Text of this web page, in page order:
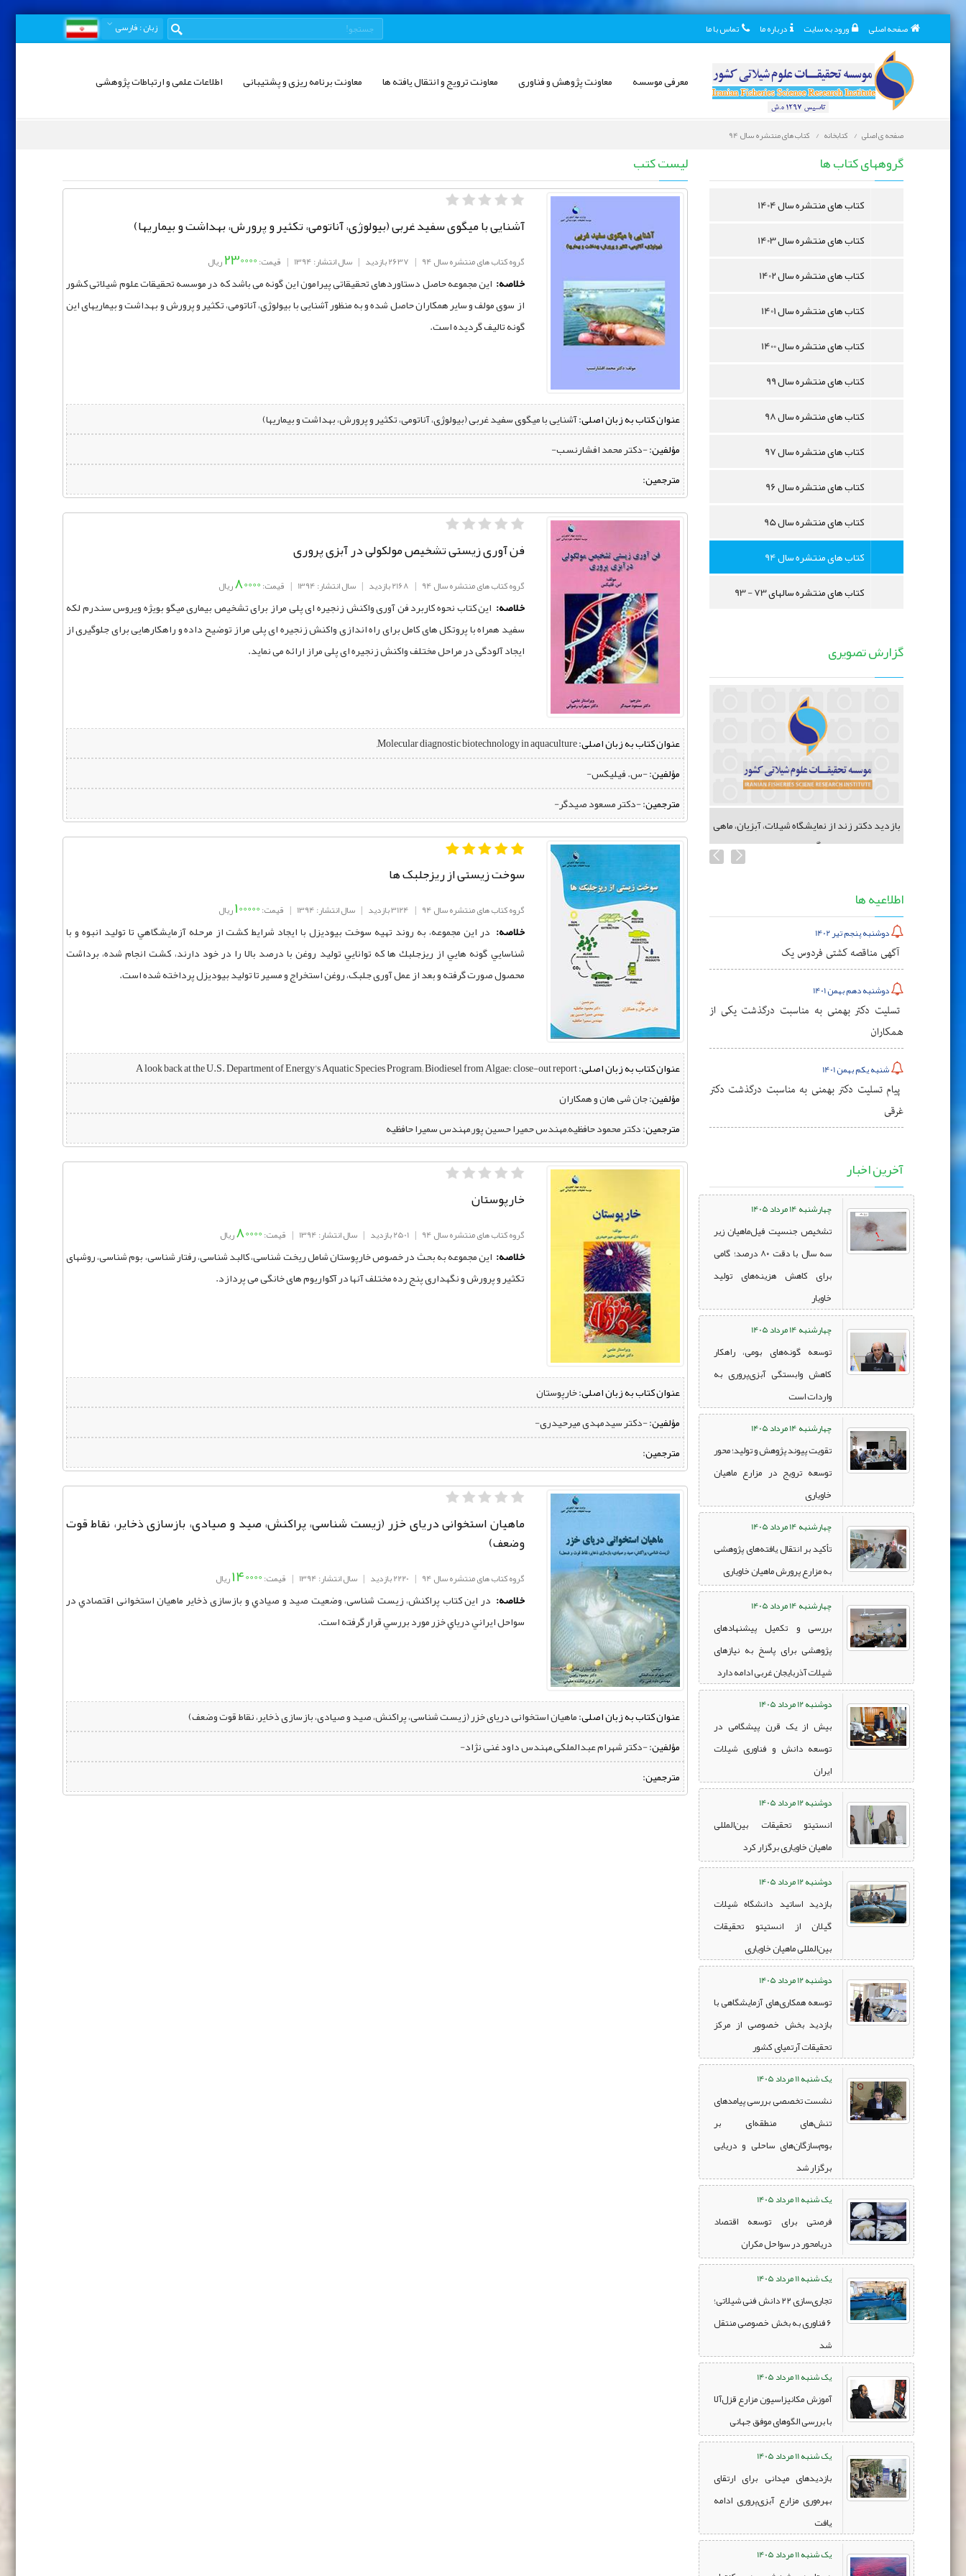
صفحه اصلی ورود به سایت درباره ما تماس با ما زبان: فارسی
معرفی موسسه معاونت پژوهش و فناوری معاونت ترویج و انتقال یافته ها معاونت برنامه ریزی و پشتیبانی اطلاعات علمی و ارتباطات پژوهشی
صفحه ی اصلی کتابخانه کتاب های منتشره سال 94
کتابخانه دیجیتال
گروههای کتاب ها
کتاب های منتشره سال 1404
کتاب های منتشره سال 1403
کتاب های منتشره سال 1402
کتاب های منتشره سال 1401
کتاب های منتشره سال 1400
کتاب های منتشره سال 99
کتاب های منتشره سال 98
کتاب های منتشره سال 97
کتاب های منتشره سال 96
کتاب های منتشره سال 95
کتاب های منتشره سال 94
کتاب های منتشره سالهای 73 - 93
گزارش تصویری
بازدید دکتر زند از نمایشگاه شیلات، آبزیان، ماهی
گیری...
اطلاعیه ها
دوشنبه پنجم تیر 1402
آگهی مناقصه کشتی فردوس یک
دوشنبه دهم بهمن 1401
تسلیت دکتر بهمنی به مناسبت درگذشت یکی از
همکاران
شنبه یکم بهمن 1401
پیام تسلیت دکتر بهمنی به مناسبت درگذشت دکتر
غرقی
آخرین اخبار
چهارشنبه 14 مرداد 1405
تشخیص جنسیت فیل‌ماهیان زیر
سه سال با دقت ۸۰ درصد؛ گامی
برای کاهش هزینه‌های تولید
خاویار
چهارشنبه 14 مرداد 1405
توسعه گونه‌های بومی، راهکار
کاهش وابستگی آبزی‌پروری به
واردات است
چهارشنبه 14 مرداد 1405
تقویت پیوند پژوهش و تولید؛ محور
توسعه ترویج در مزارع ماهیان
خاویاری
چهارشنبه 14 مرداد 1405
تأکید بر انتقال یافته‌های پژوهشی
به مزارع پرورش ماهیان خاویاری
چهارشنبه 14 مرداد 1405
بررسی و تکمیل پیشنهادهای
پژوهشی برای پاسخ به نیازهای
شیلات آذربایجان غربی ادامه دارد
دوشنبه 12 مرداد 1405
بیش از یک قرن پیشگامی در
توسعه دانش و فناوری شیلات
ایران
دوشنبه 12 مرداد 1405
انستیتو تحقیقات بین‌المللی
ماهیان خاویاری برگزار کرد
دوشنبه 12 مرداد 1405
بازدید اساتید دانشگاه شیلات
گیلان از انستیتو تحقیقات
بین‌المللی ماهیان خاویاری
دوشنبه 12 مرداد 1405
توسعه همکاری‌های آزمایشگاهی با
بازدید بخش خصوصی از مرکز
تحقیقات آرتمیای کشور
یک شنبه 11 مرداد 1405
نشست تخصصی بررسی پیامدهای
تنش‌های منطقه‌ای بر
بوم‌سازگان‌های ساحلی و دریایی
برگزار شد
یک شنبه 11 مرداد 1405
فرصتی برای توسعه اقتصاد
دریامحور در سواحل مکران
یک شنبه 11 مرداد 1405
تجاری‌سازی ۲۲ دانش فنی شیلاتی؛
۶ فناوری به بخش خصوصی منتقل
شد
یک شنبه 11 مرداد 1405
آموزش مکانیزاسیون مزارع قزل‌آلا
با بررسی الگوهای موفق جهانی
یک شنبه 11 مرداد 1405
بازدیدهای میدانی برای ارتقای
بهره‌وری مزارع آبزی‌پروری ادامه
یافت
یک شنبه 11 مرداد 1405
لیست کتب
آشنایی با میگوی سفید غربی (بیولوژی، آناتومی، تکثیر و پرورش، بهداشت و بیماریها)
گروه کتاب های منتشره سال 94 | 2637 بازدید | سال انتشار: 1394 | قیمت:230000ریال
خلاصه: این مجموعه حاصل دستاوردهای تحقیقاتی پیرامون این گونه می باشد که در موسسه تحقیقات علوم شیلاتی کشور
از سوی مولف و سایر همکاران حاصل شده و به منظور آشنایی با بیولوژی، آناتومی، تکثیر و پرورش و بهداشت و بیماریهای این
گونه تالیف گردیده است.
عنوان کتاب به زبان اصلی:آشنایی با میگوی سفید غربی (بیولوژی، آناتومی، تکثیر و پرورش، بهداشت و بیماریها)
مؤلفین:‌ -دکتر محمد افشارنسب-
مترجمین:
فن آوری زیستی تشخیص مولکولی در آبزی پروری
گروه کتاب های منتشره سال 94 | 2168 بازدید | سال انتشار: 1394 | قیمت:80000ریال
خلاصه: این کتاب نحوه کاربرد فن آوری واکنش زنجیره ای پلی مراز برای تشخیص بیماری میگو بویژه ویروس سندرم لکه
سفید همراه با پروتکل های کامل برای راه اندازی واکنش زنجیره ای پلی مراز توضیح داده و راهکارهایی برای جلوگیری از
ایجاد آلودگی در مراحل مختلف واکنش زنجیره ای پلی مراز ارائه می نماید.
عنوان کتاب به زبان اصلی:
مؤلفین:‌ -س. فیلیکس-
مترجمین:‌ -دکتر مسعود صیدگر-
سوخت زیستی از ریزجلبک ها
گروه کتاب های منتشره سال 94 | 3124 بازدید | سال انتشار: 1394 | قیمت:100000ریال
خلاصه: در این مجموعه، به روند تهیه سوخت بیودیزل با ايجاد شرايط كشت از مرحله آزمايشگاهي تا توليد انبوه و با
شناسايي گونه هايي از ريزجلبك ها كه توانايي توليد روغن با درصد بالا را در خود دارند، کشت انجام شده، برداشت
محصول صورت گرفته و بعد از عمل آوری جلبک، روغن استخراج و مسير تا توليد بيوديزل پرداخته شده است.
عنوان کتاب به زبان اصلی:
مؤلفین:‌ جان شی هان و همکاران
مترجمین:‌ دکتر محمود حافظیه,مهندس حمیرا حسین پور,مهندس سمیرا حافظیه
خارپوستان
گروه کتاب های منتشره سال 94 | 2501 بازدید | سال انتشار: 1394 | قیمت:80000ریال
خلاصه: این مجموعه به بحث در خصوص خارپوستان شامل ریخت شناسی، کالبد شناسی، رفتار شناسی، بوم شناسی، روشهای
تکثیر و پرورش و نگهداری پنج رده مختلف آنها در آکواریوم های خانگی می پردازد.
عنوان کتاب به زبان اصلی:خارپوستان
مؤلفین:‌ -دکتر سیدمهدی میرحیدری-
مترجمین:
ماهیان استخوانی دریای خزر (زیست شناسی، پراکنش، صید و صیادی، بازسازی ذخایر، نقاط قوت
وضعف)
گروه کتاب های منتشره سال 94 | 2220 بازدید | سال انتشار: 1394 | قیمت:140000ریال
خلاصه: در اين كتاب پراکنش، زیست شناسی، وضعيت صيد و صيادي و بازسازی ذخایر ماهيان استخوانی اقتصادي در
سواحل ايراني درياي خزر مورد بررسي قرار گرفته است.
عنوان کتاب به زبان اصلی:ماهیان استخوانی دریای خزر (زیست شناسی، پراکنش، صید و صیادی، بازسازی ذخایر، نقاط قوت وضعف)
مؤلفین:‌ -دكتر شهرام عبدالملکی,مهندس داود غنی نژاد-
مترجمین: